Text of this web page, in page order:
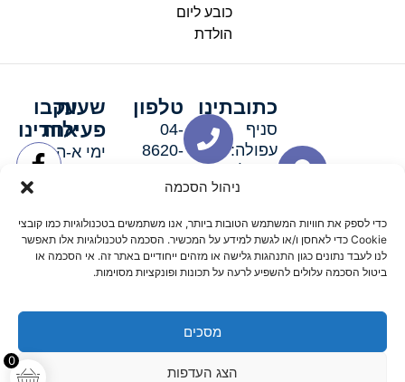
ניהול הסכמה
כדי לספק את חוויות המשתמש הטובות ביותר, אנו משתמשים בטכנולוגיות כמו קובצי
Cookie כדי לאחסן ו/או לגשת למידע על המכשיר. הסכמה לטכנולוגיות אלו תאפשר
לנו לעבד נתונים כגון התנהגות גלישה או מזהים ייחודיים באתר זה. אי הסכמה או
ביטול הסכמה עלולים להשפיע לרעה על תכונות ופונקציות מסוימות.
מסכים
הצג העדפות
0
כובע ליום
הולדת
כתובתינו
סניף
עפולה:
סניף מגדל
האלה 19
טלפון
04-
8620-
שעות
פעילות
ימי א-ה:
ימי שישי
וערבי חג:
8:30-
15:00
עקבו
אחרינו
תקנון אתרשלום דיגיטל קידום אורגני מקצועי